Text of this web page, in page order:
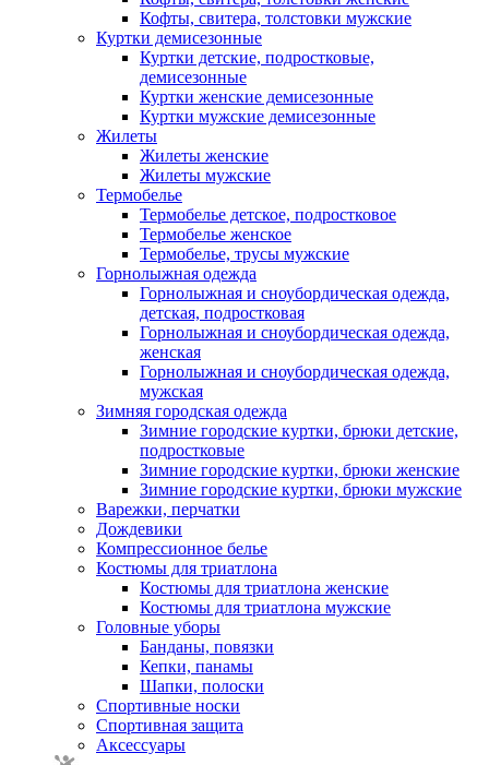
Кофты, свитера, толстовки мужские
Куртки демисезонные
Куртки детские, подростковые,
демисезонные
Куртки женские демисезонные
Куртки мужские демисезонные
Жилеты
Жилеты женские
Жилеты мужские
Термобелье
Термобелье детское, подростковое
Термобелье женское
Термобелье, трусы мужские
Горнолыжная одежда
Горнолыжная и сноубордическая одежда,
детская, подростковая
Горнолыжная и сноубордическая одежда,
женская
Горнолыжная и сноубордическая одежда,
мужская
Зимняя городская одежда
Зимние городские куртки, брюки детские,
подростковые
Зимние городские куртки, брюки женские
Зимние городские куртки, брюки мужские
Варежки, перчатки
Дождевики
Компрессионное белье
Костюмы для триатлона
Костюмы для триатлона женские
Костюмы для триатлона мужские
Головные уборы
Банданы, повязки
Кепки, панамы
Шапки, полоски
Спортивные носки
Спортивная защита
Аксессуары